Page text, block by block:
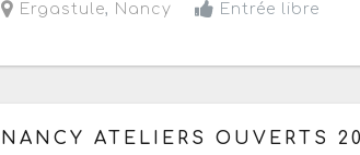
Ergastule, Nancy Entrée libre
Du vendredi 12 au dimanche 14 juin 2026
NANCY ATELIERS OUVERTS